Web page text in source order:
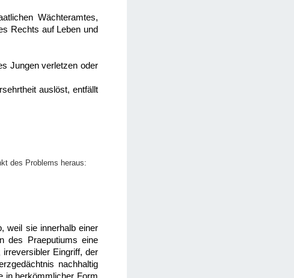
Wächteramtes,
Rechts auf Leben und
Jungen verletzen oder
auslöst, entfällt
des Problems heraus:
weil sie innerhalb einer
des Praeputiums eine
Eingriff, der
nachhaltig